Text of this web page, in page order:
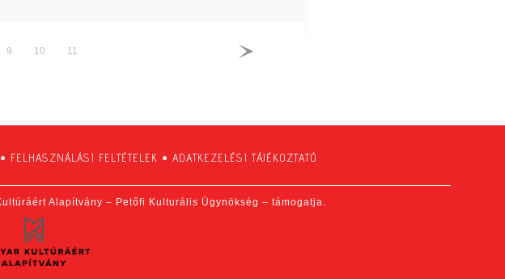
9 10 11
• FELHASZNÁLÁSI FELTÉTELEK • ADATKEZELÉSI TÁJÉKOZTATÓ
Alapítvány – Petőfi Kulturális Ügynökség – támogatja.